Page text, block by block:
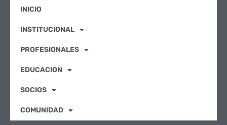
INICIO
INSTITUCIONAL
PROFESIONALES
EDUCACION
SOCIOS
COMUNIDAD